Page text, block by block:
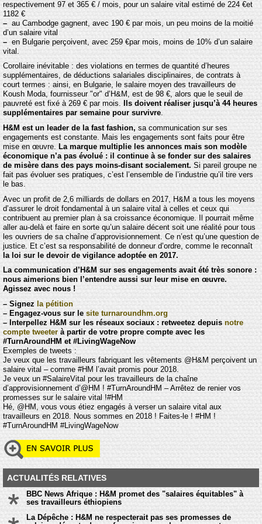
respectivement 97 et 365 € / mois, pour un salaire vital estimé de 224 €et
1182 €
– au Cambodge gagnent, avec 190 € par mois, un peu moins de la moitié
d’un salaire vital
– en Bulgarie perçoivent, avec 259 €par mois, moins de 10% d’un salaire
vital.
Corollaire inévitable : des violations en termes de quantité d’heures
supplémentaires, de déductions salariales disciplinaires, de contrats à
court termes : ainsi, en Bulgarie, le salaire moyen des travailleurs de
Koush Moda, fournisseur "or" d’H&M, est de 98 €, alors que le seuil de
pauvreté est fixé à 269 € par mois.
Ils doivent réaliser jusqu’à 44 heures
supplémentaires par semaine pour survivre.
H&M est un leader de la fast fashion, sa communication sur ses
engagements est constante. Mais les engagements sont faits pour être
mise en œuvre.
La marque multiplie les annonces mais son modèle
économique n’a pas évolué : il continue à se fonder sur des salaires
de misère dans des pays moins-disant socialement. Si pareil groupe ne
fait pas évoluer ses pratiques, c’est l’ensemble de l’industrie qu’il tire vers
le bas.
Avec un profit de 2,6 milliards de dollars en 2017, H&M a tous les moyens
d’assurer le droit fondamental à un salaire vital à celles et ceux qui
contribuent au premier plan à sa croissance économique. Il pourrait même
aller au-delà et faire en sorte qu’un salaire décent soit une réalité pour tous
les ouvriers de sa chaîne d’approvisionnement. Ce n’est qu’une question de
justice. Et c’est sa responsabilité de donneur d’ordre, comme le reconnaît
la loi sur le devoir de vigilance adoptée en 2017.
La communication d’H&M sur ses engagements avait été très sonore :
nous aimerions bien l’entendre aussi sur leur mise en œuvre.
Agissez avec nous !
– Signez la pétition
– Engagez-vous sur le site turnaroundhm.org
– Interpellez H&M sur les réseaux sociaux : retweetez depuis notre
compte tweeter à partir de votre propre compte avec les
#TurnAroundHM et #LivingWageNow
Exemples de tweets :
Je veux que les travailleurs fabriquant les vêtements @H&M perçoivent un
salaire vital – comme #HM l’avait promis pour 2018.
Je veux un #SalaireVital pour les travailleurs de la chaîne
d’approvisionnement d’@HM ! #TurnAroundHM – Arrêtez de renier vos
promesses sur le salaire vital !#HM
Hé, @HM, vous vous étiez engagés à verser un salaire vital aux
travailleurs en 2018. Nous sommes en 2018 ! Faites-le ! #HM !
#TurnAroundHM #LivingWageNow
ACTUALITÉS RELATIVES
BBC News Afrique : H&M promet des "salaires équitables" à
ses travailleurs éthiopiens
La Dépêche : H&M ne respecterait pas ses promesses de